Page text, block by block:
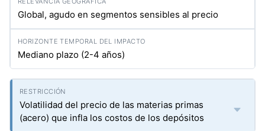
Global, agudo en segmentos sensibles al precio
Mediano plazo (2-4 años)
Volatilidad del precio de las materias primas
(acero) que infla los costos de los depósitos